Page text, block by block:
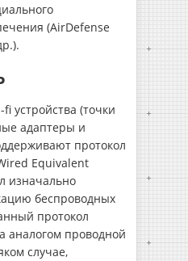
(AirDefense
устройства (точки
адаптеры и
протокол
Equivalent
изначально
беспроводных
протокол
аналогом проводной
случае,